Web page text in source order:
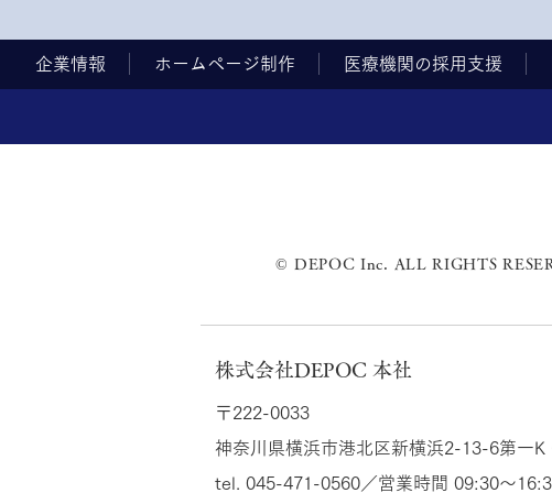
企業情報 ホームページ制作 医療機関の採用支援
© DEPOC Inc. ALL RIGHTS
株式会社DEPOC 本社
〒222-0033
神奈川県横浜市港北区新横浜2-13-6第一K
tel. 045-471-0560／営業時間 09:30～